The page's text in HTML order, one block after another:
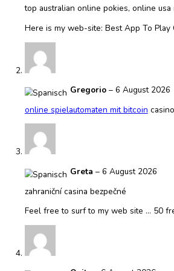
Beschreibung
Entdecken Sie das ultimative
stellen. Unser inno bag enthält
Reinheit, sondern unterstreichen
Egal, ob Sie einen aktiven
unseres Wassers tragen zur
Mit Daily Refresh entscheiden Sie
den Komfort der Gesundheit mit
Zusätzliche Informationen
Wählen Sie PH8.0,9.0,9.5
28656 Bewertungen für